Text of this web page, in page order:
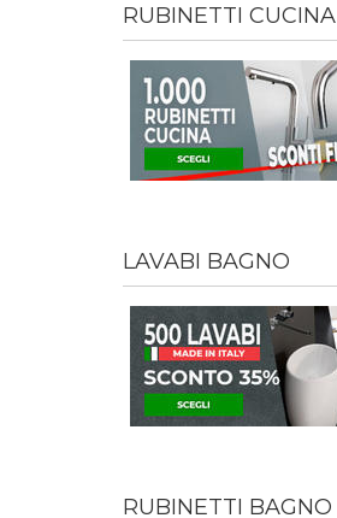
RUBINETTI CUCINA
LAVABI BAGNO
RUBINETTI BAGNO